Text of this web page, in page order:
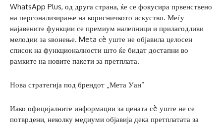
WhatsApp Plus, од друга страна, ќе се фокусира првенствено
на персонализирање на корисничкото искуство. Меѓу
најавените функции се премиум налепници и прилагодливи
мелодии за ѕвонење. Meta сè уште не објавила целосен
список на функционалности што ќе бидат достапни во
рамките на новите пакети за претплата.
Нова стратегија под брендот „Мета Уан“
Иако официјалните информации за цената сè уште не се
потврдени, неколку медиуми објавија дека претплатата за